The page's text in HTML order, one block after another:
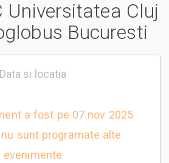
Universitatea Cluj
Bucuresti
Data si locatia
a fost pe 07 nov 2025
sunt programate alte
evenimente